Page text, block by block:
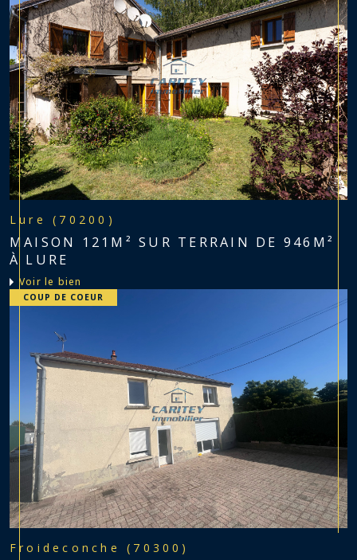
Lure (70200)
MAISON 121M² SUR TERRAIN DE 946M²
À LURE
voir le bien
COUP DE COEUR
Froideconche (70300)